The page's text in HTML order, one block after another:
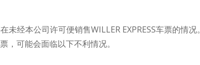
经本公司许可便销售WILLER EXPRESS车票的情况。
可能会面临以下不利情况。